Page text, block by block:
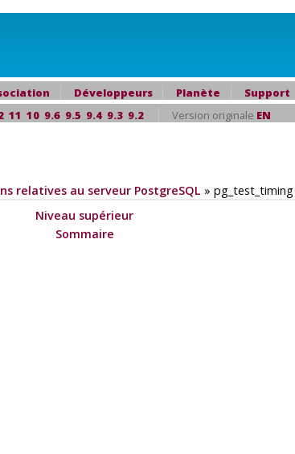
Développeurs Planète
Support
11 10 9.6 9.5 9.4 9.3 9.2 Version originale EN
relatives au serveur PostgreSQL » pg_test_timing
Niveau supérieur
Sommaire